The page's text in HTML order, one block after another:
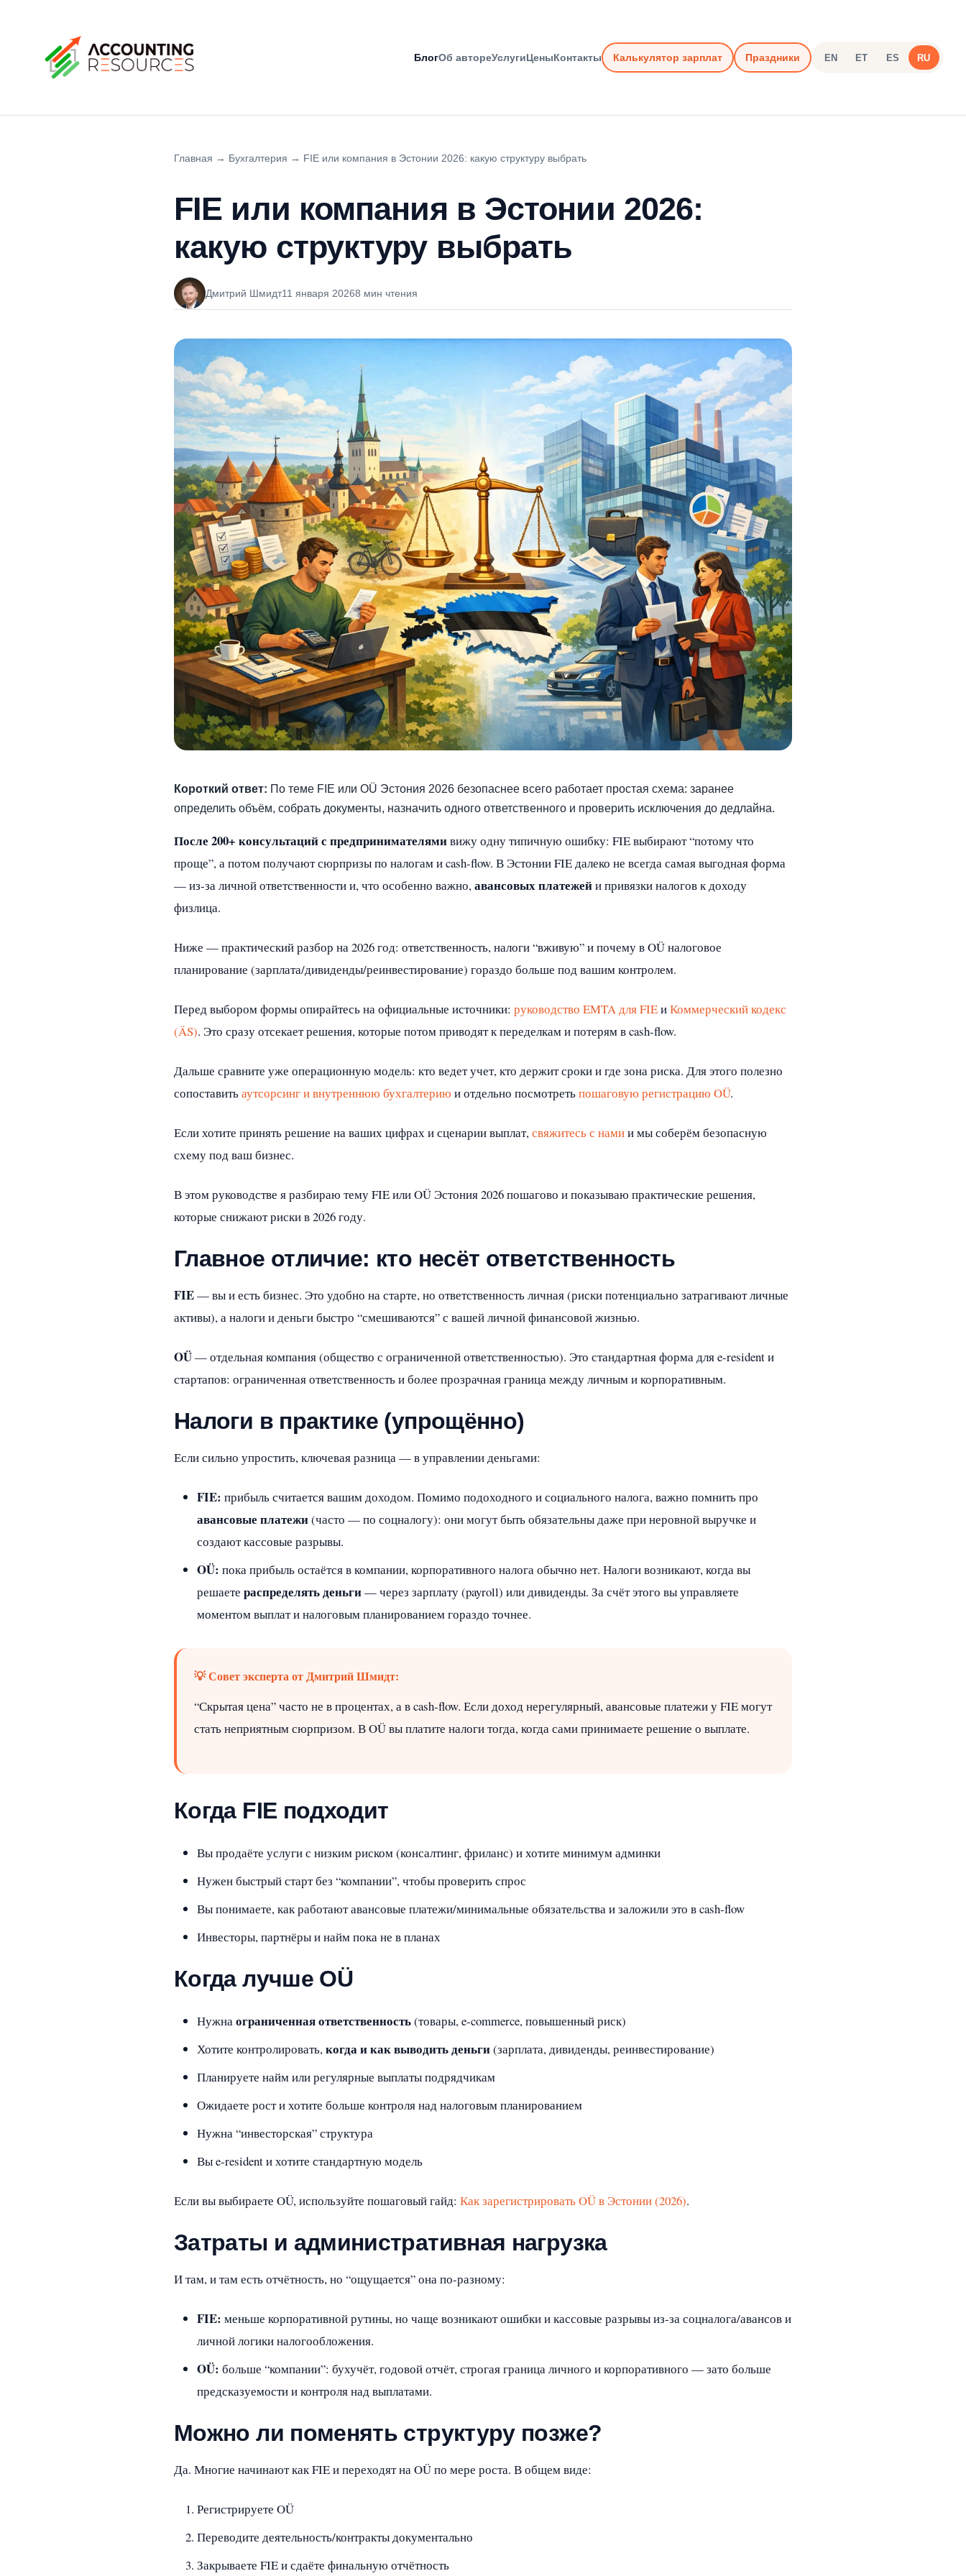
БлогОб автореУслугиЦеныКонтакты Калькулятор зарплат Праздники EN ET ES RU
Главная → Бухгалтерия → FIE или компания в Эстонии 2026: какую структуру выбрать
FIE или компания в Эстонии 2026:
какую структуру выбрать
Дмитрий Шмидт11 января 20268 мин чтения
Короткий ответ: По теме FIE или OÜ Эстония 2026 безопаснее всего работает простая схема: заранее
определить объём, собрать документы, назначить одного ответственного и проверить исключения до дедлайна.
После 200+ консультаций с предпринимателямивижу одну типичную ошибку: FIE выбирают “потому что
проще”, а потом получают сюрпризы по налогам и cash‑flow. В Эстонии FIE далеко не всегда самая выгодная форма
— из‑за личной ответственности и, что особенно важно,авансовых платежейи привязки налогов к доходу
физлица.
Ниже — практический разбор на 2026 год: ответственность, налоги “вживую” и почему в OÜ налоговое
планирование (зарплата/дивиденды/реинвестирование) гораздо больше под вашим контролем.
Перед выбором формы опирайтесь на официальные источники: руководство EMTA для FIEиКоммерческий кодекс
(ÄS). Это сразу отсекает решения, которые потом приводят к переделкам и потерям в cash-flow.
Дальше сравните уже операционную модель: кто ведет учет, кто держит сроки и где зона риска. Для этого полезно
сопоставитьаутсорсинг и внутреннюю бухгалтерию и отдельно посмотретьпошаговую регистрацию OÜ.
Если хотите принять решение на ваших цифрах и сценарии выплат,свяжитесь с намии мы соберём безопасную
схему под ваш бизнес.
В этом руководстве я разбираю тему FIE или OÜ Эстония 2026 пошагово и показываю практические решения,
которые снижают риски в 2026 году.
Главное отличие: кто несёт ответственность
FIE— вы и есть бизнес. Это удобно на старте, но ответственность личная (риски потенциально затрагивают личные
активы), а налоги и деньги быстро “смешиваются” с вашей личной финансовой жизнью.
OÜ— отдельная компания (общество с ограниченной ответственностью). Это стандартная форма для e‑resident и
стартапов: ограниченная ответственность и более прозрачная граница между личным и корпоративным.
Налоги в практике (упрощённо)
Если сильно упростить, ключевая разница — в управлении деньгами:
FIE: прибыль считается вашим доходом. Помимо подоходного и социального налога, важно помнить про
авансовые платежи(часто — по соцналогу): они могут быть обязательны даже при неровной выручке и
создают кассовые разрывы.
OÜ: пока прибыль остаётся в компании, корпоративного налога обычно нет. Налоги возникают, когда вы
решаете распределять деньги— через зарплату (payroll) или дивиденды. За счёт этого вы управляете
моментом выплат и налоговым планированием гораздо точнее.
💡 Совет эксперта от Дмитрий Шмидт:
“Скрытая цена” часто не в процентах, а в cash‑flow. Если доход нерегулярный, авансовые платежи у FIE могут
стать неприятным сюрпризом. В OÜ вы платите налоги тогда, когда сами принимаете решение о выплате.
Когда FIE подходит
Вы продаёте услуги с низким риском (консалтинг, фриланс) и хотите минимум админки
Нужен быстрый старт без “компании”, чтобы проверить спрос
Вы понимаете, как работают авансовые платежи/минимальные обязательства и заложили это в cash‑flow
Инвесторы, партнёры и найм пока не в планах
Когда лучше OÜ
Нужнаограниченная ответственность(товары, e‑commerce, повышенный риск)
Хотите контролировать,когда и как выводить деньги(зарплата, дивиденды, реинвестирование)
Планируете найм или регулярные выплаты подрядчикам
Ожидаете рост и хотите больше контроля над налоговым планированием
Нужна “инвесторская” структура
Вы e‑resident и хотите стандартную модель
Если вы выбираете OÜ, используйте пошаговый гайд: Как зарегистрировать OÜ в Эстонии (2026).
Затраты и административная нагрузка
И там, и там есть отчётность, но “ощущается” она по‑разному:
FIE: меньше корпоративной рутины, но чаще возникают ошибки и кассовые разрывы из‑за соцналога/авансов и
личной логики налогообложения.
OÜ: больше “компании”: бухучёт, годовой отчёт, строгая граница личного и корпоративного — зато больше
предсказуемости и контроля над выплатами.
Можно ли поменять структуру позже?
Да. Многие начинают как FIE и переходят на OÜ по мере роста. В общем виде:
Регистрируете OÜ
Переводите деятельность/контракты документально
Закрываете FIE и сдаёте финальную отчётность